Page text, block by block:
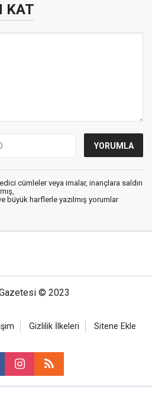
KAT
cümleler veya imalar, inançlara saldırı
büyük harflerle yazılmış yorumlar
© 2023
Gizlilik İlkeleri Sitene Ekle